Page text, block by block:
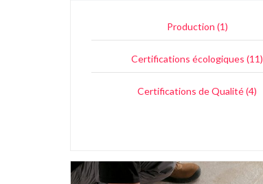
Production (1)
Certifications écologiques (11)
Certifications de Qualité (4)